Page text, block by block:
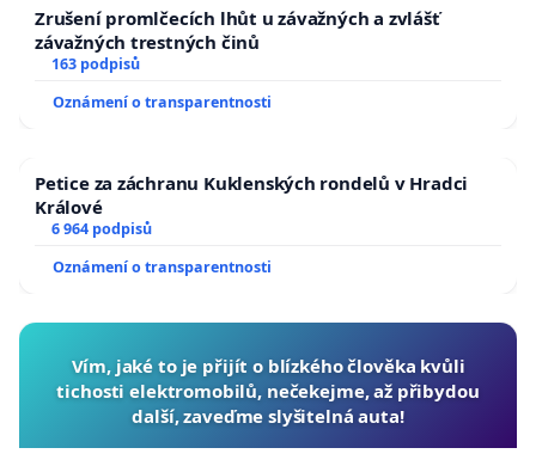
Zrušení promlčecích lhůt u závažných a zvlášť
závažných trestných činů
163 podpisů
Oznámení o transparentnosti
Petice za záchranu Kuklenských rondelů v Hradci
Králové
6 964 podpisů
Oznámení o transparentnosti
Vím, jaké to je přijít o blízkého člověka kvůli
tichosti elektromobilů, nečekejme, až přibydou
další, zaveďme slyšitelná auta!